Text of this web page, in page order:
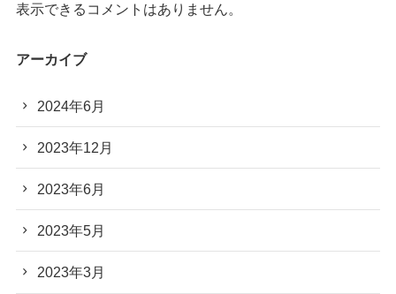
表示できるコメントはありません。
アーカイブ
2024年6月
2023年12月
2023年6月
2023年5月
2023年3月